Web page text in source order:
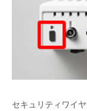
セキュリティワイ